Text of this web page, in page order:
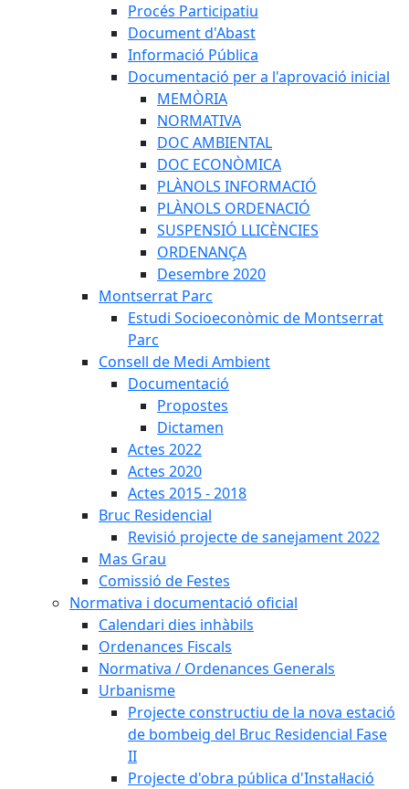
Procés Participatiu
Document d'Abast
Informació Pública
Documentació per a l'aprovació inicial
MEMÒRIA
NORMATIVA
DOC AMBIENTAL
DOC ECONÒMICA
PLÀNOLS INFORMACIÓ
PLÀNOLS ORDENACIÓ
SUSPENSIÓ LLICÈNCIES
ORDENANÇA
Desembre 2020
Montserrat Parc
Estudi Socioeconòmic de Montserrat
Parc
Consell de Medi Ambient
Documentació
Propostes
Dictamen
Actes 2022
Actes 2020
Actes 2015 - 2018
Bruc Residencial
Revisió projecte de sanejament 2022
Mas Grau
Comissió de Festes
Normativa i documentació oficial
Calendari dies inhàbils
Ordenances Fiscals
Normativa / Ordenances Generals
Urbanisme
Projecte constructiu de la nova estació
de bombeig del Bruc Residencial Fase
II
Projecte d'obra pública d'Instal·lació